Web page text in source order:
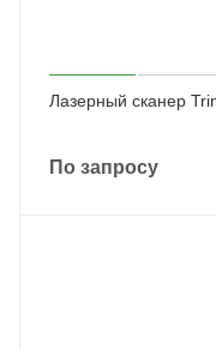
Лазерный сканер
По запросу